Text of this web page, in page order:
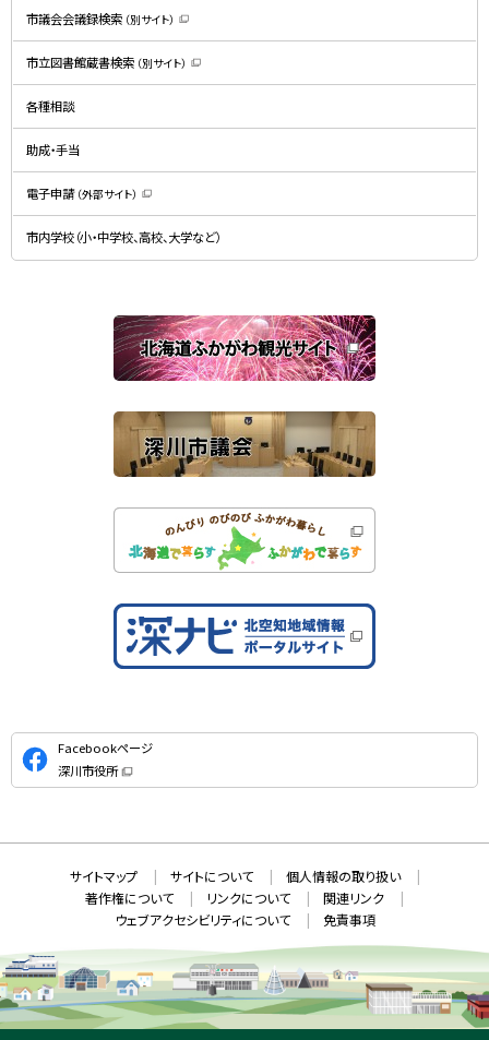
）
市議会会議録検索 （別サイト）
新
規
ウ
ン
で
す
市立図書館蔵書検索 （別サイト）
新
ン
で
す
）
各種相談
助成・手当
電子申請 （外部サイト）
新
規
ウ
ン
開
き
ま
す
）
市内学校（小・中学校、高校、大学など）
公
式
S
Facebookページ
深川市役所
（
ン
で
開
き
ま
す
メ
ニ
ュ
ー
報
サイトマップ サイトについて
個人情報の取り扱い
著作権について
リンクについて
関連リンク
ウェブアクセシビリティについて
免責事項